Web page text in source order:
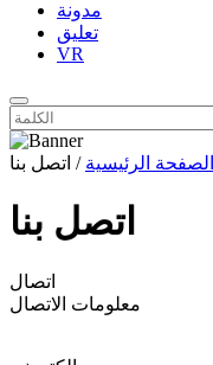
مدونة
تعليق
VR
الصفحة الرئيسية / اتصل بنا
اتصل بنا
اتصال
معلومات الاتصال